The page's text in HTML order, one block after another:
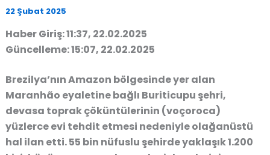
22 Şubat 2025
Haber Giriş: 11:37, 22.02.2025
Güncelleme: 15:07, 22.02.2025
Brezilya’nın Amazon bölgesinde yer alan
Maranhão eyaletine bağlı Buriticupu şehri,
devasa toprak çöküntülerinin (voçoroca)
yüzlerce evi tehdit etmesi nedeniyleolağanüstü
hal ilan etti.55 bin nüfuslu şehirde yaklaşık 1.200